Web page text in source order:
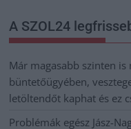
A SZOL24
Már magasabb szinten
büntetőügyében,
letöltendőt kaphat és ez
Problémák egész Jász-